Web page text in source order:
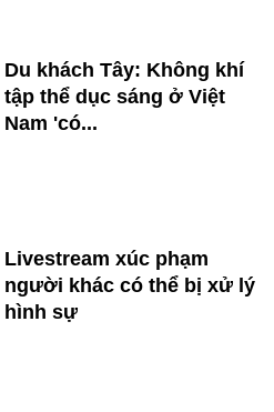
Du khách Tây: Không khí
tập thể dục sáng ở Việt
Nam 'có...
Livestream xúc phạm
người khác có thể bị xử lý
hình sự